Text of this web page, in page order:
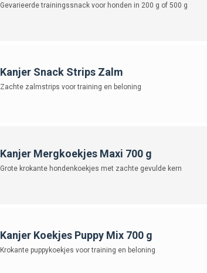
Gevarieerde trainingssnack voor honden in 200 g of 500 g
Kanjer Snack Strips Zalm
Zachte zalmstrips voor training en beloning
Kanjer Mergkoekjes Maxi 700 g
Grote krokante hondenkoekjes met zachte gevulde kern
Kanjer Koekjes Puppy Mix 700 g
Krokante puppykoekjes voor training en beloning